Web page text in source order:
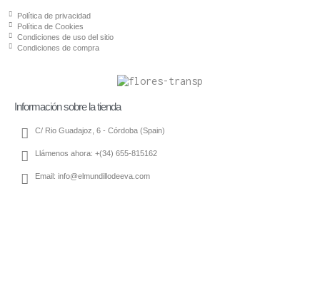
Política de privacidad
Política de Cookies
Condiciones de uso del sitio
Condiciones de compra
Información sobre la tienda
C/ Rio Guadajoz, 6 - Córdoba (Spain)
Llámenos ahora: +(34) 655-815162
Email: info@elmundillodeeva.com